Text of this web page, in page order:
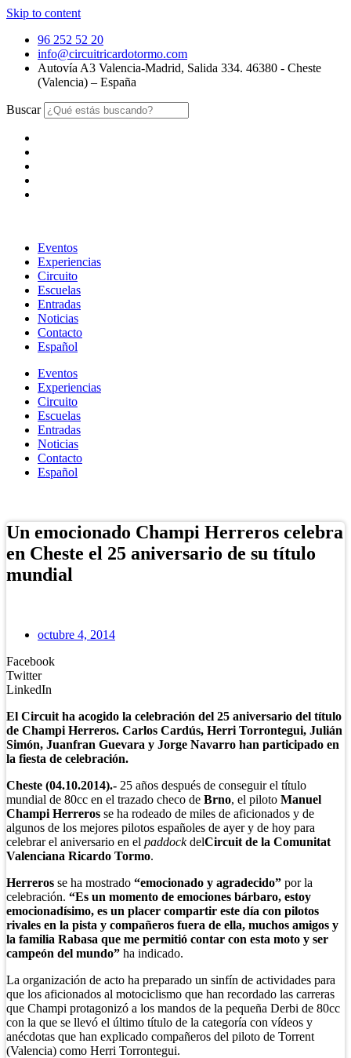
Skip to content
96 252 52 20
info@circuitricardotormo.com
Autovía A3 Valencia-Madrid, Salida 334. 46380 - Cheste
(Valencia) – España
Buscar
Eventos
Experiencias
Circuito
Escuelas
Entradas
Noticias
Contacto
Español
Eventos
Experiencias
Circuito
Escuelas
Entradas
Noticias
Contacto
Español
Un emocionado Champi Herreros celebra
en Cheste el 25 aniversario de su título
mundial
octubre 4, 2014
Facebook
Twitter
LinkedIn
El Circuit ha acogido la celebración del 25 aniversario del título
de Champi Herreros. Carlos Cardús, Herri Torrontegui, Julián
Simón, Juanfran Guevara y Jorge Navarro han participado en
la fiesta de celebración.
Cheste (04.10.2014).- 25 años después de conseguir el título
mundial de 80cc en el trazado checo de Brno, el piloto Manuel
Champi Herreros se ha rodeado de miles de aficionados y de
algunos de los mejores pilotos españoles de ayer y de hoy para
celebrar el aniversario en el paddockdelCircuit de la Comunitat
Valenciana Ricardo Tormo.
Herreros se ha mostrado “emocionado y agradecido” por la
celebración. “Es un momento de emociones bárbaro, estoy
emocionadísimo, es un placer compartir este día con pilotos
rivales en la pista y compañeros fuera de ella, muchos amigos y
la familia Rabasa que me permitió contar con esta moto y ser
campeón del mundo” ha indicado.
La organización de acto ha preparado un sinfín de actividades para
que los aficionados al motociclismo que han recordado las carreras
que Champi protagonizó a los mandos de la pequeña Derbi de 80cc
con la que se llevó el último título de la categoría con vídeos y
anécdotas que han explicado compañeros del piloto de Torrent
(Valencia) como Herri Torrontegui.